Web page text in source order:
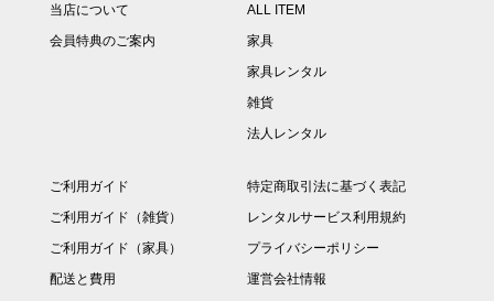
当店について
会員特典のご案内
ALL ITEM
家具
家具レンタル
雑貨
法人レンタル
ご利用ガイド
ご利用ガイド（雑貨）
ご利用ガイド（家具）
配送と費用
特定商取引法に基づく表記
レンタルサービス利用規約
プライバシーポリシー
運営会社情報